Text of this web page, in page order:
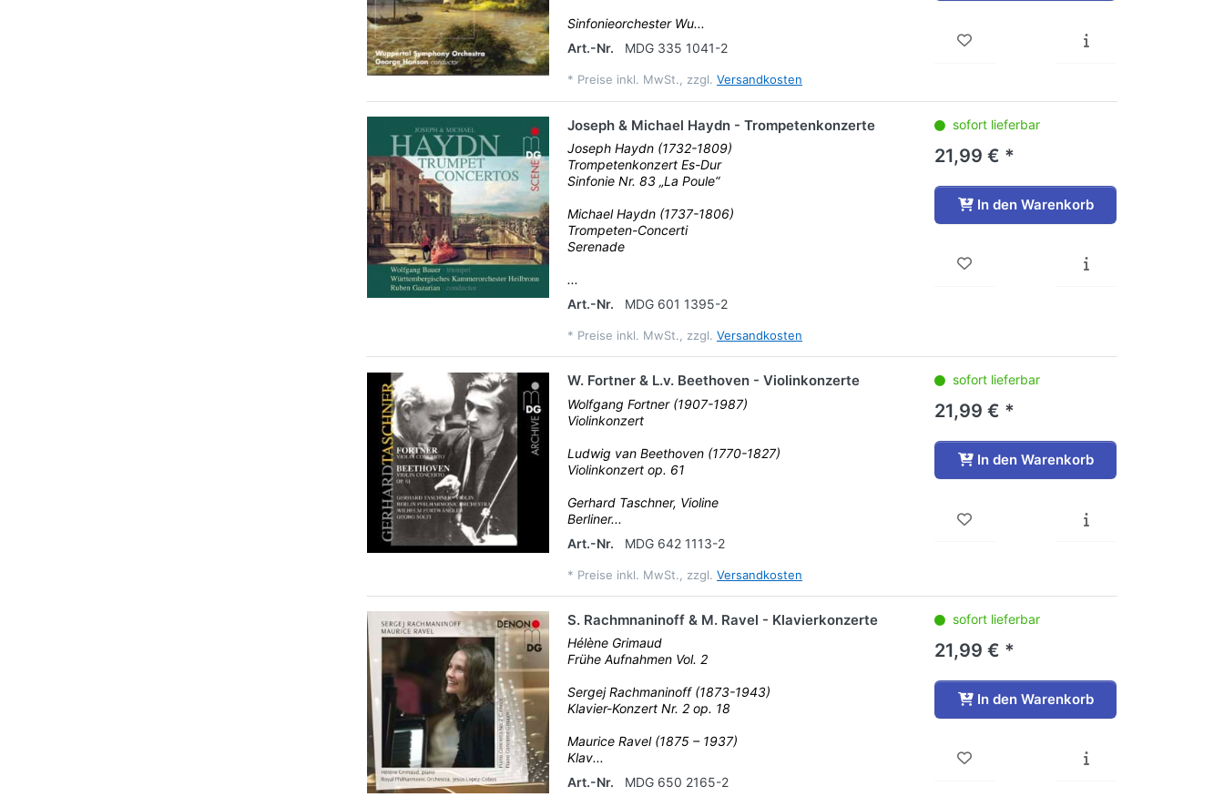
Sinfonieorchester Wu...
Art.-Nr.
MDG 335 1041-2
* Preise inkl. MwSt., zzgl. Versandkosten
Joseph & Michael Haydn - Trompetenkonzerte
Joseph Haydn (1732-1809)
Trompetenkonzert Es-Dur
Sinfonie Nr. 83 „La Poule“
Michael Haydn (1737-1806)
Trompeten-Concerti
Serenade
...
Art.-Nr.
MDG 601 1395-2
* Preise inkl. MwSt., zzgl. Versandkosten
sofort lieferbar
21,99 € *
In den Warenkorb
W. Fortner & L.v. Beethoven - Violinkonzerte
Wolfgang Fortner (1907-1987)
Violinkonzert
Ludwig van Beethoven (1770-1827)
Violinkonzert op. 61
Gerhard Taschner, Violine
Berliner...
Art.-Nr.
MDG 642 1113-2
* Preise inkl. MwSt., zzgl. Versandkosten
sofort lieferbar
21,99 € *
In den Warenkorb
S. Rachmnaninoff & M. Ravel - Klavierkonzerte
Hélène Grimaud
Frühe Aufnahmen Vol. 2
Sergej Rachmaninoff (1873-1943)
Klavier-Konzert Nr. 2 op. 18
Maurice Ravel (1875 – 1937)
Klav...
Art.-Nr.
MDG 650 2165-2
sofort lieferbar
21,99 € *
In den Warenkorb